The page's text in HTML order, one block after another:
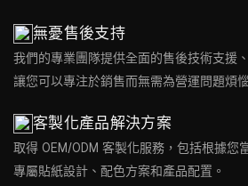
無憂售後支持
我們的專業團隊提供全面的售後技術支援
讓您可以專注於銷售而無需為營運問題煩惱
客製化產品解決方案
取得 OEM/ODM 客製化服務，包括根據您
專屬貼紙設計、配色方案和產品配置。